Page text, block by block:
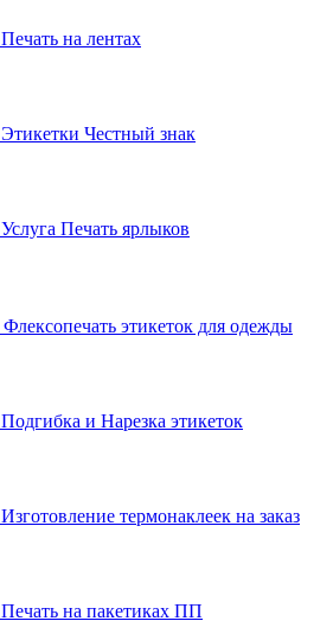
Печать на лентах
Этикетки Честный знак
Услуга Печать ярлыков
Флексопечать этикеток для одежды
Подгибка и Нарезка этикеток
Изготовление термонаклеек на заказ
Печать на пакетиках ПП